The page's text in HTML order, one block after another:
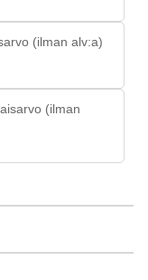
(ilman alv:a)
(ilman